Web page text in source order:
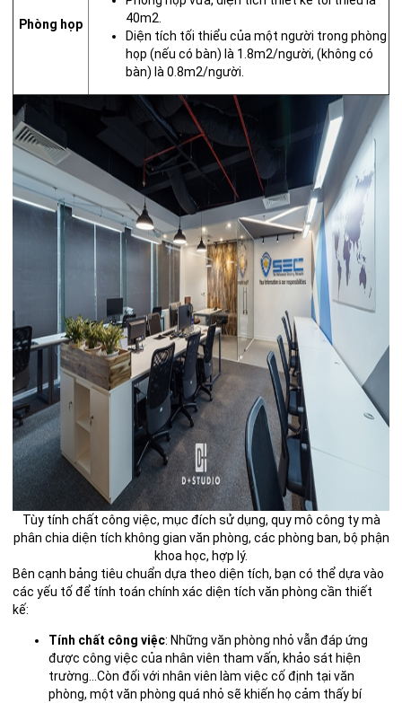
Phòng họp
40m2.
Diện tích tối thiểu của một người trong phòng
họp (nếu có bàn) là 1.8m2/người, (không có
bàn) là 0.8m2/người.
Tùy tính chất công việc, mục đích sử dụng, quy mô công ty mà
phân chia diện tích không gian văn phòng, các phòng ban, bộ phận
khoa học, hợp lý.
Bên cạnh bảng tiêu chuẩn dựa theo diện tích, bạn có thể dựa vào
các yếu tố để tính toán chính xác diện tích văn phòng cần thiết
kế:
Tính chất công việc: Những văn phòng nhỏ vẫn đáp ứng
được công việc của nhân viên tham vấn, khảo sát hiện
trường…Còn đối với nhân viên làm việc cố định tại văn
phòng, một văn phòng quá nhỏ sẽ khiến họ cảm thấy bí